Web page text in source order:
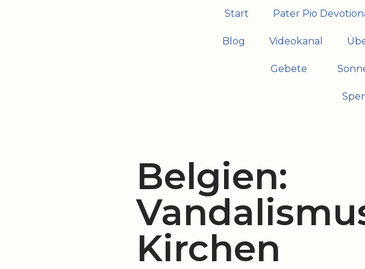
Start Pater Pio
Blog Videokanal
Gebete
Belgien:
Kirchen